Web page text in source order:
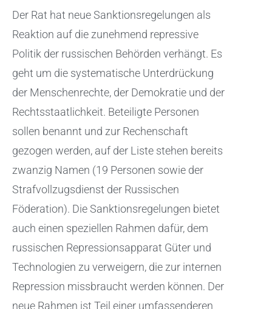
Der Rat hat neue Sanktionsregelungen als
Reaktion auf die zunehmend repressive
Politik der russischen Behörden verhängt. Es
geht um die systematische Unterdrückung
der Menschenrechte, der Demokratie und der
Rechtsstaatlichkeit. Beteiligte Personen
sollen benannt und zur Rechenschaft
gezogen werden, auf der Liste stehen bereits
zwanzig Namen (19 Personen sowie der
Strafvollzugsdienst der Russischen
Föderation). Die Sanktionsregelungen bietet
auch einen speziellen Rahmen dafür, dem
russischen Repressionsapparat Güter und
Technologien zu verweigern, die zur internen
Repression missbraucht werden können. Der
neue Rahmen ist Teil einer umfassenderen